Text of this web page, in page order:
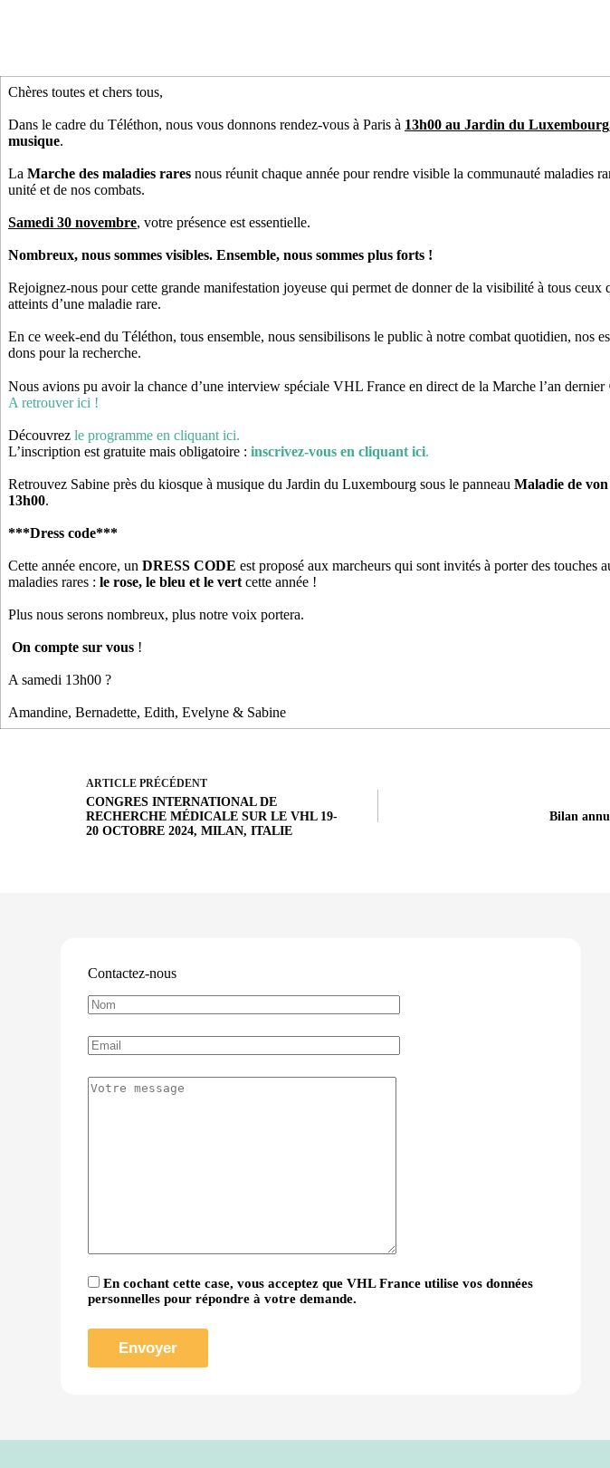
Chères toutes et chers tous,
Dans le cadre du Téléthon, nous vous donnons rendez-vous à Paris à 13h00 au Jardin du Luxembourg
musique.
La Marche des maladies rares nous réunit chaque année pour rendre visible la communauté maladies
unité et de nos combats.
Samedi 30 novembre, votre présence est essentielle.
Nombreux, nous sommes visibles. Ensemble, nous sommes plus forts !
Rejoignez-nous pour cette grande manifestation joyeuse qui permet de donner de la visibilité à tous ceux
atteints d’une maladie rare.
En ce week-end du Téléthon, tous ensemble, nous sensibilisons le public à notre combat quotidien, nos
dons pour la recherche.
Nous avions pu avoir la chance d’une interview spéciale VHL France en direct de la Marche l’an dernier
A retrouver ici !
Découvrez le programme en cliquant ici.
L’inscription est gratuite mais obligatoire : inscrivez-vous en cliquant ici.
Retrouvez Sabine près du kiosque à musique du Jardin du Luxembourg sous le panneau Maladie de
13h00.
***Dress code***
Cette année encore, un DRESS CODE est proposé aux marcheurs qui sont invités à porter des touches
maladies rares : le rose, le bleu et le vert cette année !
Plus nous serons nombreux, plus notre voix portera.
On compte sur vous !
A samedi 13h00 ?
Amandine, Bernadette, Edith, Evelyne & Sabine
ARTICLE PRÉCÉDENT
CONGRES INTERNATIONAL DE
RECHERCHE MÉDICALE SUR LE VHL 19-
20 OCTOBRE 2024, MILAN, ITALIE
Bilan
Contactez-nous
En cochant cette case, vous acceptez que VHL France utilise vos données
personnelles pour répondre à votre demande.